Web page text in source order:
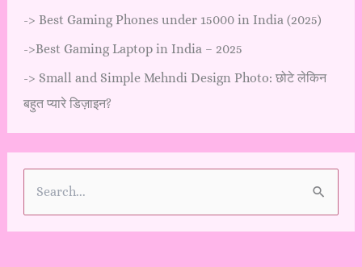
-> Best Gaming Phones under 15000 in India (2025)
->Best Gaming Laptop in India – 2025
-> Small and Simple Mehndi Design Photo: छोटे लेकिन
बहुत प्यारे डिज़ाइन?